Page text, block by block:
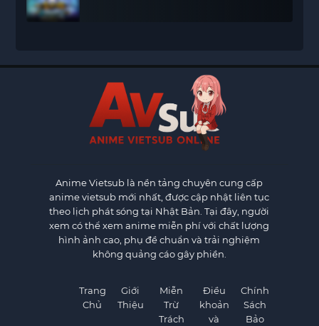
Anime Vietsub là nền tảng chuyên cung cấp
anime vietsub mới nhất, được cập nhật liên tục
theo lịch phát sóng tại Nhật Bản. Tại đây, người
xem có thể xem anime miễn phí với chất lượng
hình ảnh cao, phụ đề chuẩn và trải nghiệm
không quảng cáo gây phiền.
Trang
Chủ
Giới
Thiệu
Miễn
Trừ
Trách
Điều
khoản
và
Chính
Sách
Bảo